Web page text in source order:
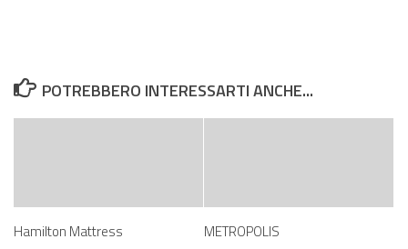
POTREBBERO INTERESSARTI ANCHE...
Hamilton Mattress METROPOLIS